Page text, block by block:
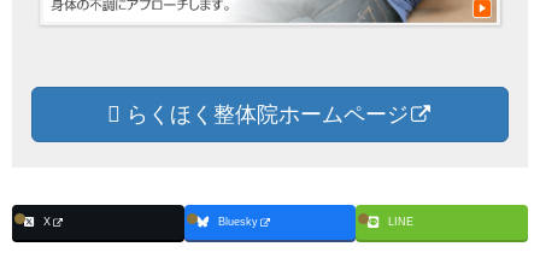
らくほく整体院ホームページ
X Bluesky LINE